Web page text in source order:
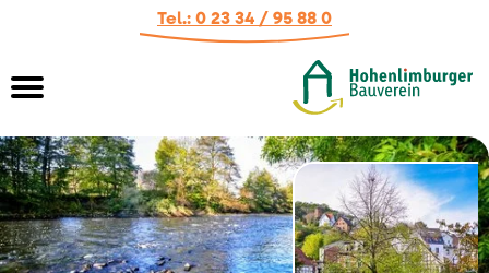
Springe direkt zu:
Hauptmenü
Inhalt
Tel.: 0 23 34 / 95 88 0
SUCHE
START